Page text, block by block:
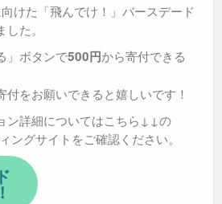
けた「飛んでけ！」バースデード
た。
」ボタンで500円から寄付できる
付をお願いできると嬉しいです！
ン詳細についてはこちら↓↓の
ングサイトをご確認ください。